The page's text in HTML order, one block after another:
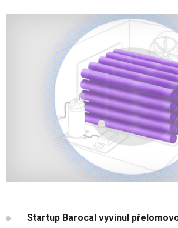
Startup Barocal vyvinul